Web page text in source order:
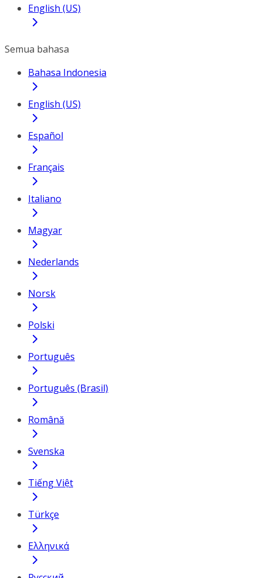
English (US)
Semua bahasa
Bahasa Indonesia
English (US)
Español
Français
Italiano
Magyar
Nederlands
Norsk
Polski
Português
Português (Brasil)
Română
Svenska
Tiếng Việt
Türkçe
Ελληνικά